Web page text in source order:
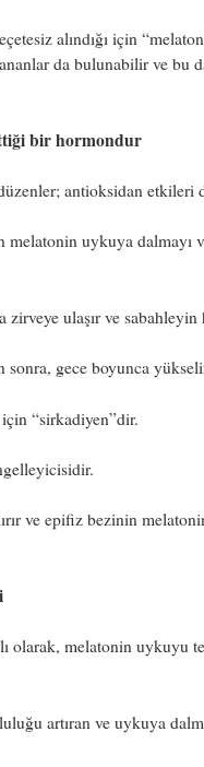
alındığı için
da bulunabilir ve bu
bir hormondur
antioksidan etkileri
uykuya dalmayı
ulaşır ve sabahleyin
gece boyunca
“sirkadiyen”dir.
ve epifiz bezinin
olarak, melatonin uykuyu
artıran ve uykuya